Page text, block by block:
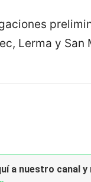
Lerma y
a nuestro canal